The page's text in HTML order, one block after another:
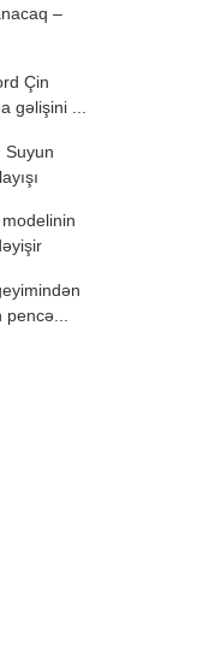
–
Çin
gəlişini ...
Suyun